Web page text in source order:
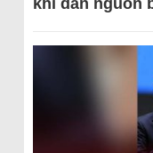
khi dẫn nguồn